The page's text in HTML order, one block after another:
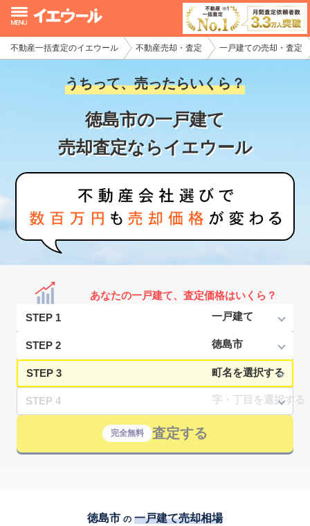
不動産一括査定のイエウール 不動産売却・査定 一戸建ての売却・査定
うちって、売ったらいくら？
徳島市の一戸建て
売却査定ならイエウール
あなたの一戸建て、査定価格はいくら？
STEP 1
STEP 2
STEP 3
STEP 4
完全無料 査定する
徳島市 の 一戸建て売却相場
イエウール加盟希望の不動産会社様
初めての方へ
不動産売却の流れ
不動産の売却・一括査定
家査定シミュレーター
お問い合わせ